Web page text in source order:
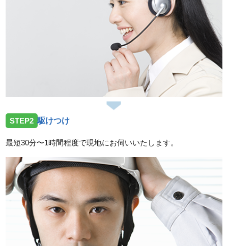
広島県広島市佐伯区河内南に洗面蛇口の故障のご依頼
広島県広島市中区舟入へ台所蛇口の交換依頼のためお
広島県呉市焼山へトイレの不具合修理依頼のためお伺
いしました。
2026/07/14
広島県廿日市市友田へ台所蛇口の水漏れ修理依頼のた
めお伺いしました。
スタッフの修理報告や事例の一覧はこちら
STEP2 駆けつけ
最短30分〜1時間程度で現地にお伺いいたします。